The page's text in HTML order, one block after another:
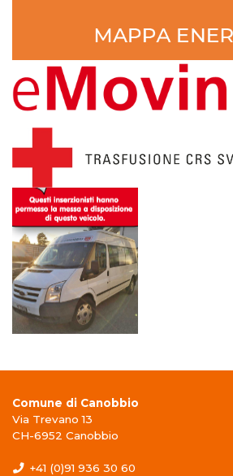
Comune di Canobbio
Via Trevano 13
CH-6952 Canobbio
+41 (0)91 936 30 60